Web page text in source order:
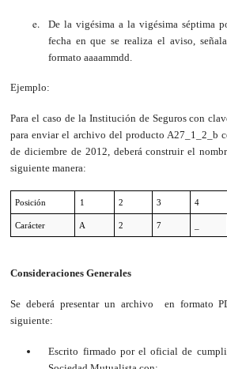
De la vigésima a la vigésima séptima
fecha en que se realiza el aviso,
formato aaaammdd.
Ejemplo:
Para el caso de la Institución de Seguros con
para enviar el archivo del producto A27_1_2_b
de diciembre de 2012, deberá construir el
siguiente manera:
Posición 1 2 3 4
Carácter A 2 7
Consideraciones Generales
Se deberá presentar un archivo en formato
siguiente:
Escrito firmado por el oficial de